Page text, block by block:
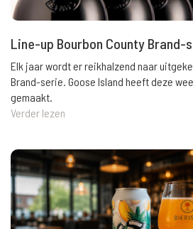
Line-up Bourbon County Brand-
Elk jaar wordt er reikhalzend naar
Brand-serie. Goose Island heeft deze
gemaakt.
Verder lezen